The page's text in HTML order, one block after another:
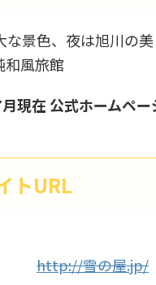
な景色、夜は旭川の
和風旅館
現在 公式ホームペー
トURL
ジ http://雪の屋.jp/